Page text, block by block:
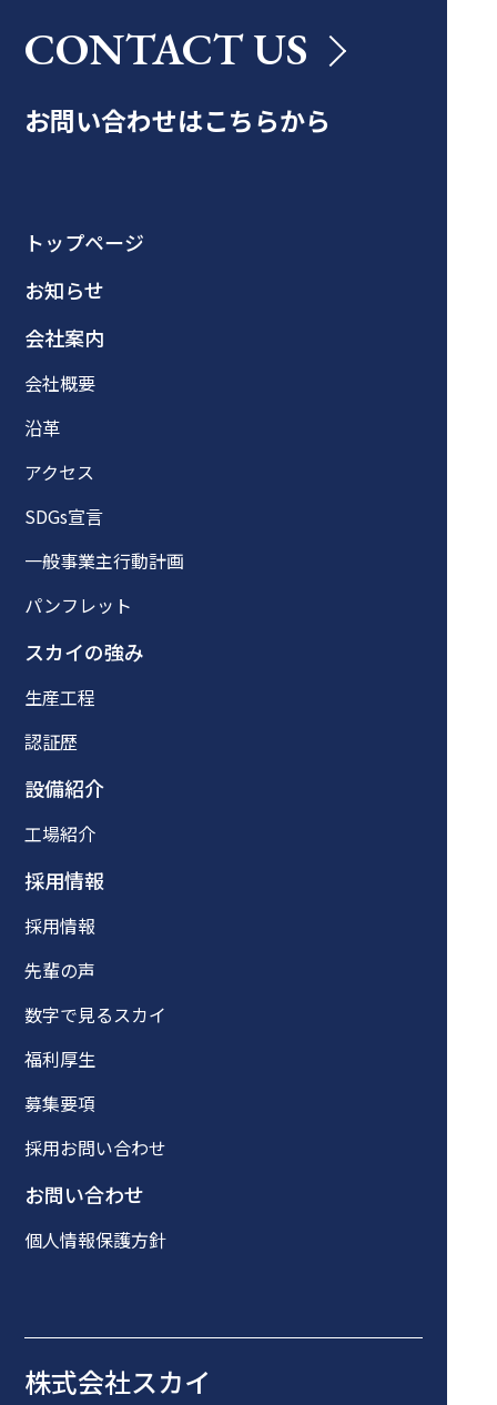
CONTACT US
お問い合わせはこちらから
トップページ
お知らせ
会社案内
会社概要
沿革
アクセス
SDGs宣言
一般事業主行動計画
パンフレット
スカイの強み
生産工程
認証歴
設備紹介
工場紹介
採用情報
採用情報
先輩の声
数字で見るスカイ
福利厚生
募集要項
採用お問い合わせ
お問い合わせ
個人情報保護方針
株式会社スカイ